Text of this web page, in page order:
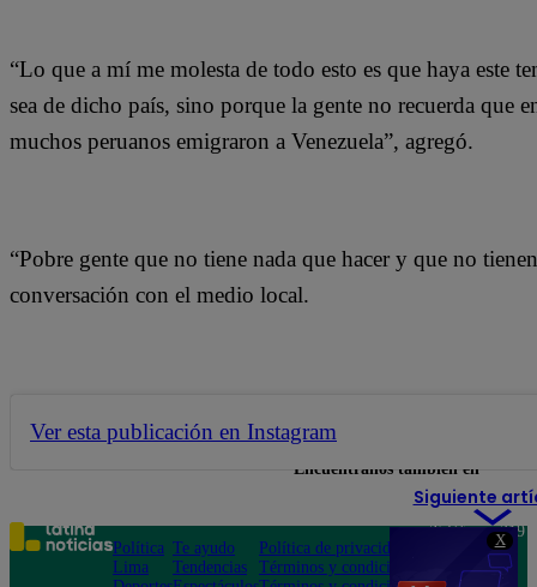
X
“Lo que a mí me molesta de todo esto es que haya este
sea de dicho país, sino porque la gente no recuerda que
muchos peruanos emigraron a Venezuela”, agregó.
“Pobre gente que no tiene nada que hacer y que no
conversación con el medio local.
Ver esta publicación en Instagram
Siguiente
Encuéntranos también en
Política
Lima
Te ayudo
Tendencias
Política de privacidad
Términos y condiciones
Teléfono: 219
Av. San